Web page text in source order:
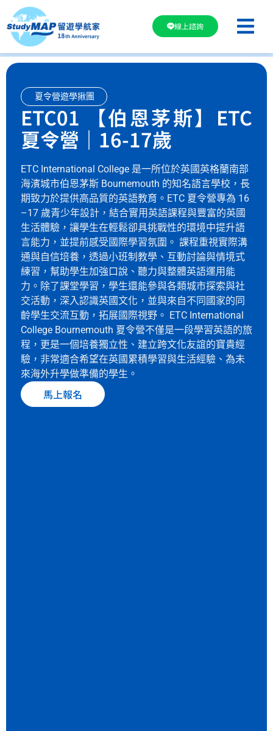
線上諮詢
夏令營遊學揪團
ETC01 【伯恩茅斯】ETC
夏令營｜16-17歲
ETC International College 是一所位於英國英格蘭南部
海濱城市伯恩茅斯 Bournemouth 的知名語言學校，長
期致力於提供高品質的英語教育。ETC 夏令營專為 16
–17 歲青少年設計，結合實用英語課程與豐富的英國
生活體驗，讓學生在輕鬆卻具挑戰性的環境中提升語
言能力，並提前感受國際學習氛圍。 課程重視實際溝
通與自信培養，透過小班制教學、互動討論與情境式
練習，幫助學生加強口說、聽力與整體英語運用能
力。除了課堂學習，學生還能參與各類城市探索與社
交活動，深入認識英國文化，並與來自不同國家的同
齡學生交流互動，拓展國際視野。 ETC International
College Bournemouth 夏令營不僅是一段學習英語的旅
程，更是一個培養獨立性、建立跨文化友誼的寶貴經
驗，非常適合希望在英國累積學習與生活經驗、為未
來海外升學做準備的學生。
馬上報名